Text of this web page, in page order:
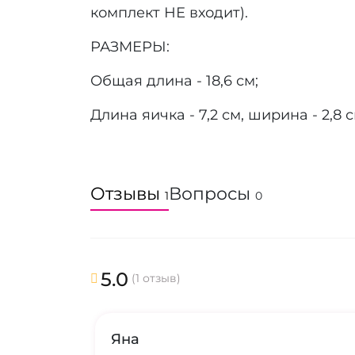
комплект НЕ входит).
РАЗМЕРЫ:
Общая длина - 18,6 см;
Длина яичка - 7,2 см, ширина - 2,8
Отзывы 1Вопросы 0
5.0 (1 отзыв)
Яна